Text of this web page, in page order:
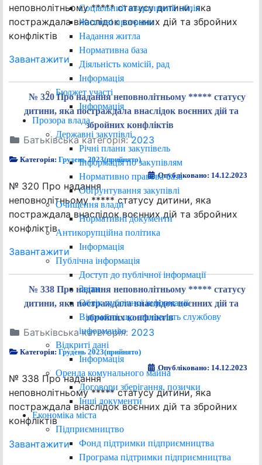
Соціальний квартирний облік
Житлові програми
Надання житла
Нормативна база
Діяльність комісій, рад
Інформація
Бюджет участі
Інформація
Прозора влада
Державні закупівлі
Річні плани закупівель
Інформація по закупівлям
Нормативно правова база
Обґрунтування закупівлі
Очищення влади
Нормативні документи
Антикорупційна політика
Інформація
Публічна інформація
Доступ до публічної інформації
Звіти
Облік публічної інформації
Відомості, що становлять службову
інформацію
Відкриті дані
Інформація
Оренда комунального майна
Договори зберігання, позички
Інші документи
Економіка міста
Підприємництво
Фонд підтримки підприємництва
Програма підтримки підприємництва
неповнолітньому ***** статусу дитини, яка
постраждала внаслідок воєнних дій та збройних
конфліктів
Завантажити
№ 320 Про надання неповнолітньому ***** статусу
дитини, яка постраждала внаслідок воєнних дій та
збройних конфліктів
Батьківська категорія:2023
Категорія:Грудень 2023(прийнято)
Опубліковано: 14.12.2023
№ 320 Про надання
неповнолітньому ***** статусу дитини, яка
постраждала внаслідок воєнних дій та збройних
конфліктів
Завантажити
№ 338 Про надання неповнолітньому ***** статусу
дитини, яка постраждала внаслідок воєнних дій та
збройних конфліктів
Батьківська категорія: 2023
Категорія:Грудень 2023(прийнято)
Опубліковано: 14.12.2023
№ 338 Про надання
неповнолітньому ***** статусу дитини, яка
постраждала внаслідок воєнних дій та збройних
конфліктів
Завантажити